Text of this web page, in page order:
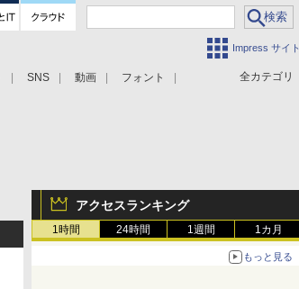
Impress サイト
全カテゴリ
SNS 動画 フォント
アクセスランキング
1時間 24時間 1週間 1カ月
もっと見る